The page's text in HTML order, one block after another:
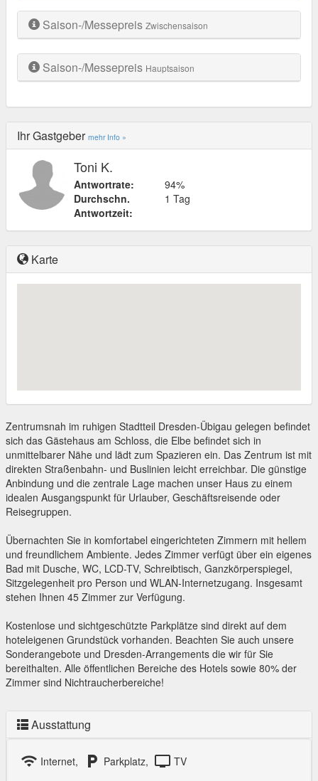
Saison-/Messepreis Zwischensaison
Saison-/Messepreis Hauptsaison
Ihr Gastgeber mehr Info »
Toni K.
Antwortrate:
94%
Durchschn.
Antwortzeit:
1 Tag
Karte
Zentrumsnah im ruhigen Stadtteil Dresden-Übigau gelegen befindet
sich das Gästehaus am Schloss, die Elbe befindet sich in
unmittelbarer Nähe und lädt zum Spazieren ein. Das Zentrum ist mit
direkten Straßenbahn- und Buslinien leicht erreichbar. Die günstige
Anbindung und die zentrale Lage machen unser Haus zu einem
idealen Ausgangspunkt für Urlauber, Geschäftsreisende oder
Reisegruppen.
Übernachten Sie in komfortabel eingerichteten Zimmern mit hellem
und freundlichem Ambiente. Jedes Zimmer verfügt über ein eigenes
Bad mit Dusche, WC, LCD-TV, Schreibtisch, Ganzkörperspiegel,
Sitzgelegenheit pro Person und WLAN-Internetzugang. Insgesamt
stehen Ihnen 45 Zimmer zur Verfügung.
Kostenlose und sichtgeschützte Parkplätze sind direkt auf dem
hoteleigenen Grundstück vorhanden. Beachten Sie auch unsere
Sonderangebote und Dresden-Arrangements die wir für Sie
bereithalten. Alle öffentlichen Bereiche des Hotels sowie 80% der
Zimmer sind Nichtraucherbereiche!
Ausstattung
wifi Internet, local_parking Parkplatz, tv TV